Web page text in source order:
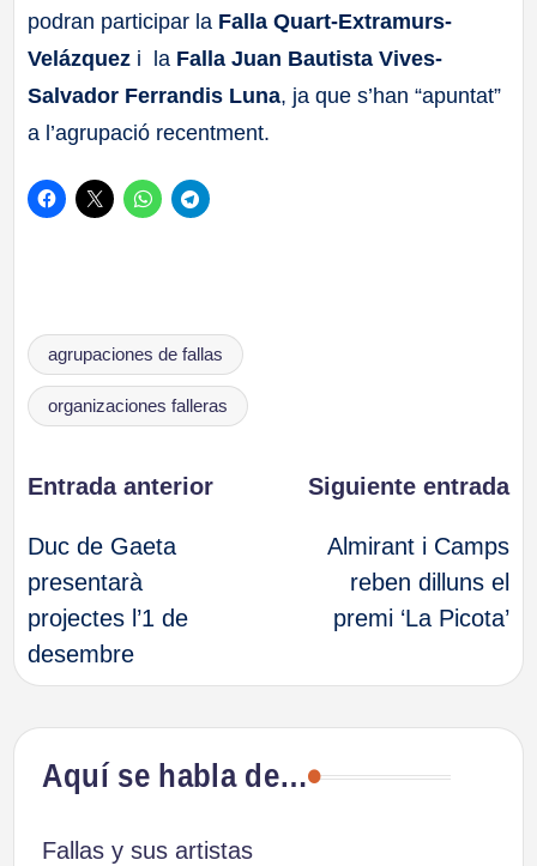
podran participar la Falla Quart-Extramurs-
Velázquez i la Falla Juan Bautista Vives-
Salvador Ferrandis Luna, ja que s’han “apuntat”
a l’agrupació recentment.
Etiquetas:
agrupaciones de fallas
organizaciones falleras
Navegación
de
entradas
Entrada anterior
Duc de Gaeta
presentarà
projectes l’1 de
desembre
Siguiente entrada
Almirant i Camps
reben dilluns el
premi ‘La Picota’
Aquí se habla de…
Fallas y sus artistas